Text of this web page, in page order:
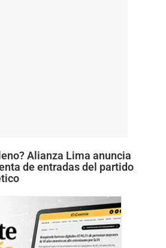
Alianza Lima anuncia
de entradas del partido